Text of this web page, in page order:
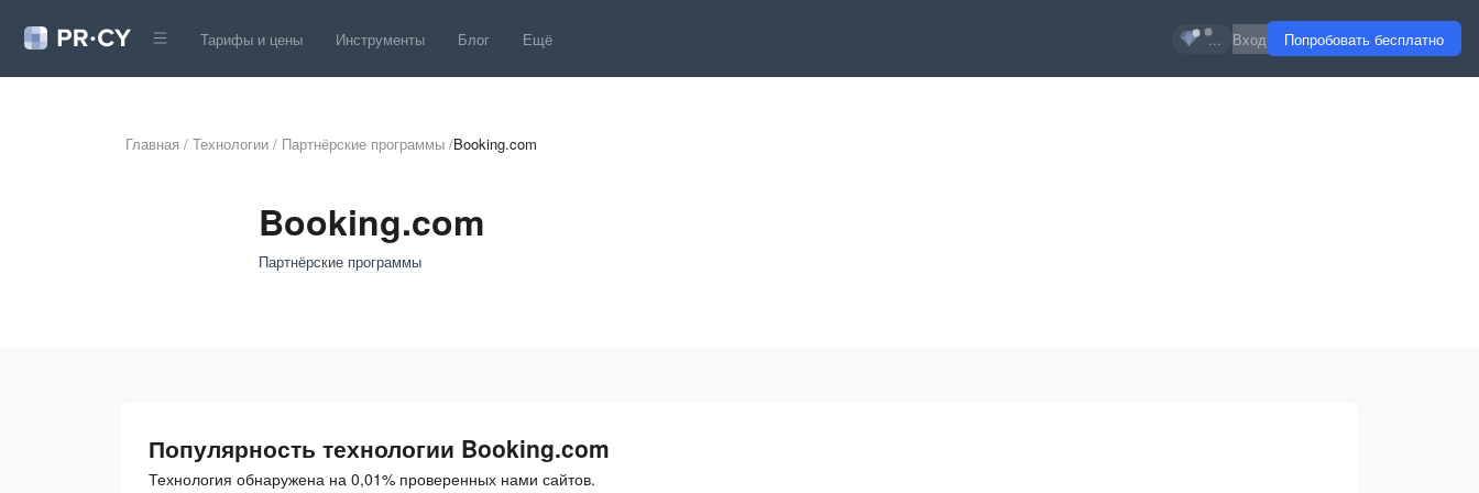
Тарифы и цены Инструменты Блог Ещё ... Вход Попробовать бесплатно
Главная / Технологии / Партнёрские программы /Booking.com
Booking.com
Партнёрские программы
Популярность технологии Booking.com
Технология обнаружена на 0,01% проверенных нами сайтов.